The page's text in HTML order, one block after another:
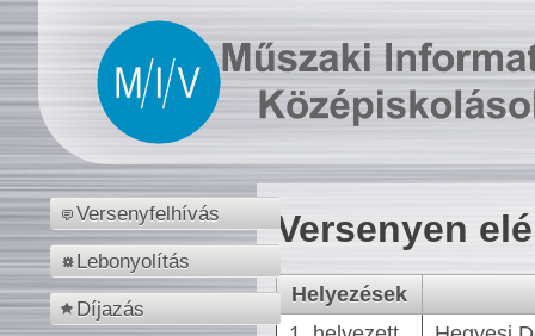
Versenyfelhívás
Lebonyolítás
Díjazás
Versenyen
Helyezések